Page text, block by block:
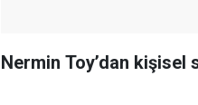
Nermin Toy’dan kişisel